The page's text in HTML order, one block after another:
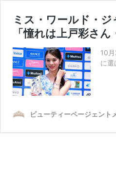
ミス・ワールド・
「憧れは上戸彩さん
10
に
ビューティーページェント